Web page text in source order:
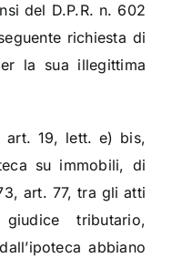
del D.P.R. n. 602
richiesta di
la sua illegittima
art. 19, lett. e) bis,
su immobili, di
art. 77, tra gli atti
tributario,
abbiano